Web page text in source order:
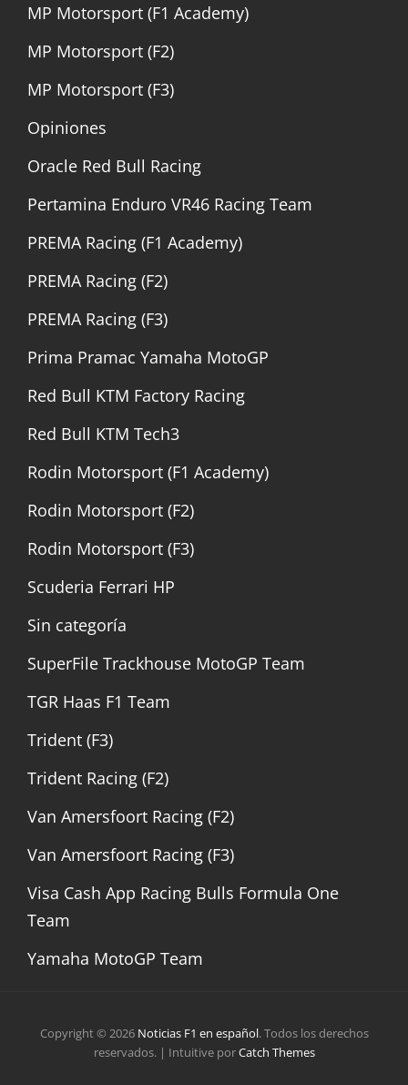
MP Motorsport (F1 Academy)
MP Motorsport (F2)
MP Motorsport (F3)
Opiniones
Oracle Red Bull Racing
Pertamina Enduro VR46 Racing Team
PREMA Racing (F1 Academy)
PREMA Racing (F2)
PREMA Racing (F3)
Prima Pramac Yamaha MotoGP
Red Bull KTM Factory Racing
Red Bull KTM Tech3
Rodin Motorsport (F1 Academy)
Rodin Motorsport (F2)
Rodin Motorsport (F3)
Scuderia Ferrari HP
Sin categoría
SuperFile Trackhouse MotoGP Team
TGR Haas F1 Team
Trident (F3)
Trident Racing (F2)
Van Amersfoort Racing (F2)
Van Amersfoort Racing (F3)
Visa Cash App Racing Bulls Formula One
Team
Yamaha MotoGP Team
Copyright © 2026 Noticias F1 en español. Todos los derechos
reservados. | Intuitive porCatch Themes